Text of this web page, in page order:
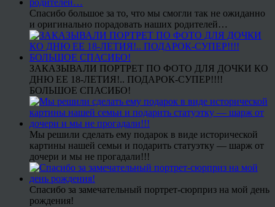
Спасибо большое за то, что мы смогли так не ожиданно
и оригинально порадовать наших родителей…
ЗАКАЗЫВАЛИ ПОРТРЕТ ПО ФОТО ДЛЯ ДОЧКИ КО
ДНЮ ЕЕ 18-ЛЕТИЯ!.. ПОДАРОК-СУПЕР!!!!
БОЛЬШОЕ СПАСИБО!
Мы решили сделать ему подарок в виде исторической
картины нашей семьи и подарить статуэтку — шарж от
дочери и мы не прогадали!!!
Спасибо за замечательный портрет-сюрприз на мой день
рождения!